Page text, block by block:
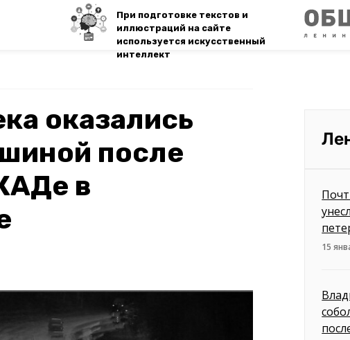
При подготовке текстов и
иллюстраций на сайте
используется искусственный
интеллект
оказались
после
в
15